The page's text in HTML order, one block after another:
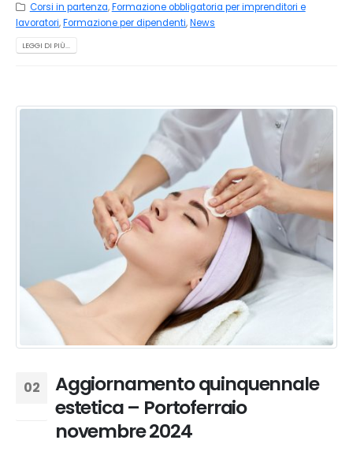
Corsi in partenza,Formazione obbligatoria per imprenditori e
lavoratori,Formazione per dipendenti,News
LEGGI DI PIÙ...
02
Aggiornamento quinquennale
estetica – Portoferraio
novembre 2024